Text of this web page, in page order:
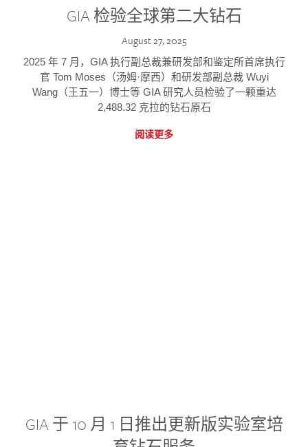
GIA 检验全球第二大钻石
August 27, 2025
2025 年 7 月，GIA 执行副总裁兼研发部和鉴定所首席执行
官 Tom Moses（汤姆·摩西）和研发部副总裁 Wuyi
Wang（王五一）博士等 GIA 研究人员检验了一颗重达
2,488.32 克拉的钻石原石
阅读更多
GIA 于 10 月 1 日推出更新版实验室培